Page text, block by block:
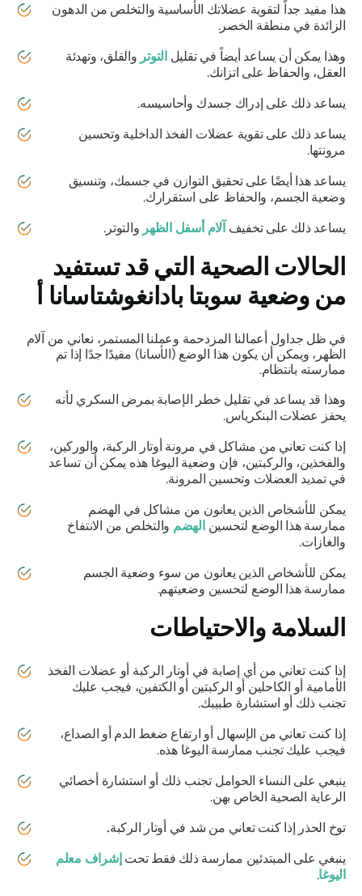
هذا مفيد جداً لتقوية عضلاتك الأساسية والتخلص من الدهون
الزائدة في منطقة الخصر.
وهذا يمكن أن يساعد أيضاً في تقليل التوتروالقلق، وتهدئة
العقل، والحفاظ على اتزانك.
يساعد ذلك على إدراك جسدك وأحاسيسه.
يساعد ذلك على تقوية عضلات الفخذ الداخلية وتحسين
مرونتها.
يساعد هذا أيضًا على تحقيق التوازن في جسمك، وتنسيق
وضعية الجسم، والحفاظ على استقرارك.
يساعد ذلك على تخفيفآلام أسفل الظهروالتوتر.
الحالات الصحية التي قد تستفيد
منوضعية سوبتا بادانغوشتاسانا أ
في ظل جداول أعمالنا المزدحمة وعملنا المستمر، نعاني من آلام
الظهر، ويمكن أن يكون هذا الوضع (الأسانا) مفيدًا جدًا إذا تم
ممارسته بانتظام.
وهذا قد يساعد في تقليل خطر الإصابة بمرض السكري لأنه
يحفز عضلات البنكرياس.
إذا كنت تعاني من مشاكل في مرونة أوتار الركبة، والوركين،
والفخذين، والركبتين، فإن وضعية اليوغا هذه يمكن أن تساعد
في تمديد العضلات وتحسين المرونة.
يمكن للأشخاص الذين يعانون من مشاكل في الهضم
ممارسة هذا الوضع لتحسينالهضموالتخلص من الانتفاخ
والغازات.
يمكن للأشخاص الذين يعانون من سوء وضعية الجسم
ممارسة هذا الوضع لتحسين وضعيتهم.
السلامة والاحتياطات
إذا كنت تعاني من أي إصابة في أوتار الركبة أو عضلات الفخذ
الأمامية أو الكاحلين أو الركبتين أو الكتفين، فيجب عليك
تجنب ذلك أو استشارة طبيبك.
إذا كنت تعاني من الإسهال أو ارتفاع ضغط الدم أو الصداع،
فيجب عليك تجنب ممارسة اليوغا هذه.
ينبغي على النساء الحوامل تجنب ذلك أو استشارة أخصائي
الرعاية الصحية الخاص بهن.
توخ الحذر إذا كنت تعاني من شد في أوتار الركبة.
ينبغي على المبتدئين ممارسة ذلك فقط تحتإشراف معلم
اليوغا.